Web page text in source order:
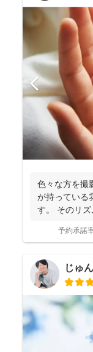
色々な方を撮
が持っている
す。 そのリ
予約承諾
じゅ